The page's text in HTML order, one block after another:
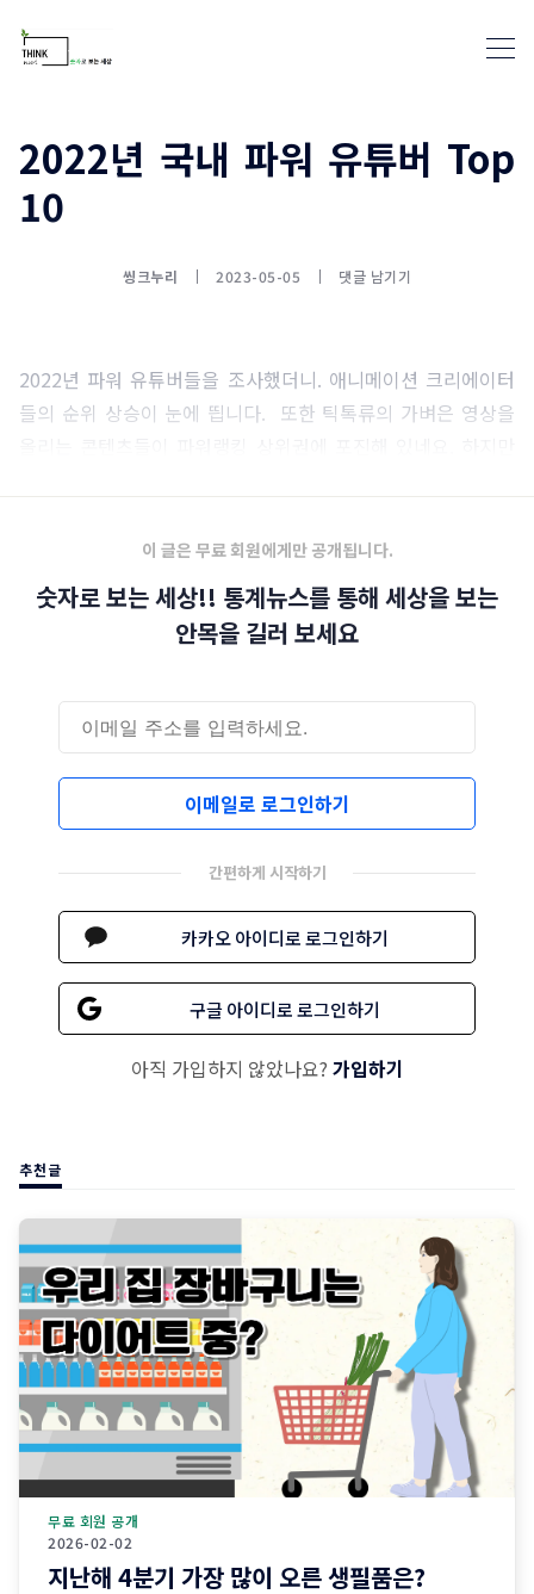
2022년 국내 파워 유튜버 Top
10
씽크누리 2023-05-05 댓글 남기기
2022년 파워 유튜버들을 조사했더니. 애니메이션 크리에이터
들의 순위 상승이 눈에 띕니다. 또한 틱톡류의 가벼은 영상을
이 글은 무료 회원에게만 공개됩니다.
숫자로 보는 세상!! 통계뉴스를 통해 세상을 보는
안목을 길러 보세요
이메일로 로그인하기
간편하게 시작하기
카카오 아이디로 로그인하기
구글 아이디로 로그인하기
아직 가입하지 않았나요? 가입하기
추천글
2026-02-02
무료 회원 공개
지난해 4분기 가장 많이 오른 생필품은?